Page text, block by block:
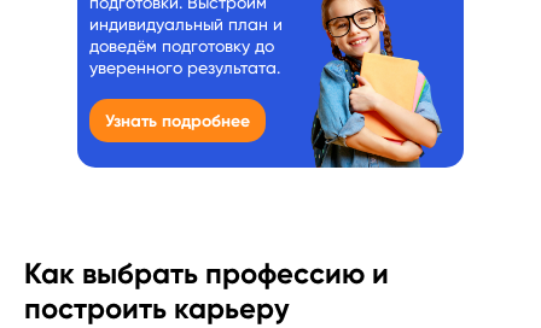
индивидуальный план и
доведём подготовку до
уверенного результата.
Узнать подробнее
Как выбрать профессию и
построить карьеру